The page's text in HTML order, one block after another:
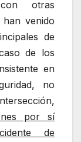
otras
venido
de
de los
en
no
por sí
de